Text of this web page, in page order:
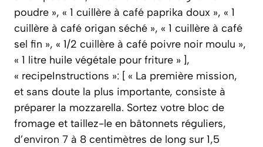
poudre », « 1 cuillère à café paprika doux », « 1
cuillère à café origan séché », « 1 cuillère à café
sel fin », « 1/2 cuillère à café poivre noir moulu »,
« 1 litre huile végétale pour friture » ],
« recipeInstructions »: [ « La première mission,
et sans doute la plus importante, consiste à
préparer la mozzarella. Sortez votre bloc de
fromage et taillez-le en bâtonnets réguliers,
d’environ 7 à 8 centimètres de long sur 1,5